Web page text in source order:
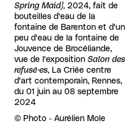
Spring Maid], 2024, fait de
bouteilles d'eau de la
fontaine de Barenton et d'un
peu d'eau de la fontaine de
Jouvence de Brocéliande,
vue de l'exposition Salon des
refusé·es, La Criée centre
d'art contemporain, Rennes,
du 01 juin au 08 septembre
2024
Droits réservés :
© Photo - Aurélien Mole